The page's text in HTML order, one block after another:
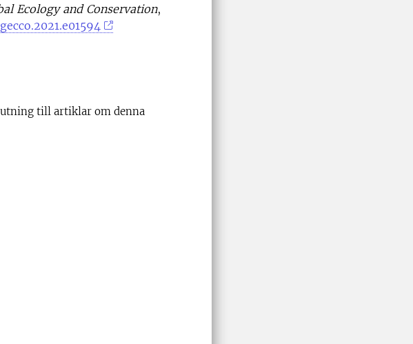
Ecology and Conservation,
till artiklar om denna